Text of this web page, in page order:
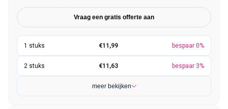
Vraag een gratis offerte aan
€11,99 bespaar 0%
€11,63 bespaar 3%
meer bekijken